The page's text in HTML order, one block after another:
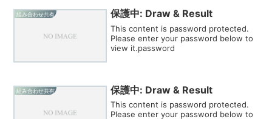
組み合わせ共有 保護中: Draw & Result
This content is password protected.
Please enter your password below to
view it.password
組み合わせ共有 保護中: Draw & Result
This content is password protected.
Please enter your password below to